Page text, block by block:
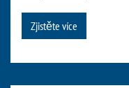
Zjistěte více